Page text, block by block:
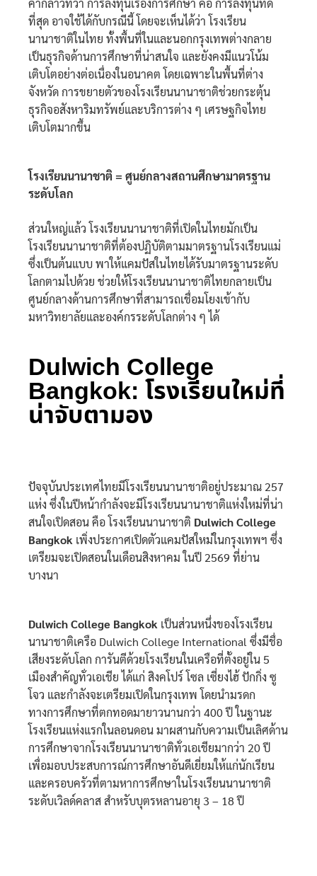
คำกล่าวที่ว่า การลงทุนเรื่องการศึกษา คือ การลงทุนที่ดี
ที่สุด อาจใช้ได้กับกรณีนี้ โดยจะเห็นได้ว่า โรงเรียน
นานาชาติในไทย ทั้งพื้นที่ในและนอกกรุงเทพต่างกลาย
เป็นธุรกิจด้านการศึกษาที่น่าสนใจ และยังคงมีแนวโน้ม
เติบโตอย่างต่อเนื่องในอนาคต โดยเฉพาะในพื้นที่ต่าง
จังหวัด การขยายตัวของโรงเรียนนานาชาติช่วยกระตุ้น
ธุรกิจอสังหาริมทรัพย์และบริการต่าง ๆ เศรษฐกิจไทย
เติบโตมากขึ้น
โรงเรียนนานาชาติ = ศูนย์กลางสถานศึกษามาตรฐาน
ระดับโลก
ส่วนใหญ่แล้ว โรงเรียนนานาชาติที่เปิดในไทยมักเป็น
โรงเรียนนานาชาติที่ต้องปฏิบัติตามมาตรฐานโรงเรียนแม่
ซึ่งเป็นต้นแบบ พาให้แคมปัสในไทยได้รับมาตรฐานระดับ
โลกตามไปด้วย ช่วยให้โรงเรียนนานาชาติไทยกลายเป็น
ศูนย์กลางด้านการศึกษาที่สามารถเชื่อมโยงเข้ากับ
มหาวิทยาลัยและองค์กรระดับโลกต่าง ๆ ได้
Dulwich College
Bangkok: โรงเรียนใหม่ที่
น่าจับตามอง
ปัจจุบันประเทศไทยมีโรงเรียนนานาชาติอยู่ประมาณ 257
แห่ง ซึ่งในปีหน้ากำลังจะมีโรงเรียนนานาชาติแห่งใหม่ที่น่า
สนใจเปิดสอน คือ โรงเรียนนานาชาติ Dulwich College
Bangkok เพิ่งประกาศเปิดตัวแคมปัสใหม่ในกรุงเทพฯ ซึ่ง
เตรียมจะเปิดสอนในเดือนสิงหาคม ในปี 2569 ที่ย่าน
บางนา
Dulwich College Bangkok เป็นส่วนหนึ่งของโรงเรียน
นานาชาติเครือ Dulwich College International ซึ่งมีชื่อ
เสียงระดับโลก การันตีด้วยโรงเรียนในเครือที่ตั้งอยู่ใน 5
เมืองสำคัญทั่วเอเชีย ได้แก่ สิงคโปร์ โซล เซี่ยงไฮ้ ปักกิ่ง ซู
โจว และกำลังจะเตรียมเปิดในกรุงเทพ โดยนำมรดก
ทางการศึกษาที่ตกทอดมายาวนานกว่า 400 ปี ในฐานะ
โรงเรียนแห่งแรกในลอนดอน มาผสานกับความเป็นเลิศด้าน
การศึกษาจากโรงเรียนนานาชาติทั่วเอเชียมากว่า 20 ปี
เพื่อมอบประสบการณ์การศึกษาอันดีเยี่ยมให้แก่นักเรียน
และครอบครัวที่ตามหาการศึกษาในโรงเรียนนานาชาติ
ระดับเวิลด์คลาส สำหรับบุตรหลานอายุ 3 – 18 ปี